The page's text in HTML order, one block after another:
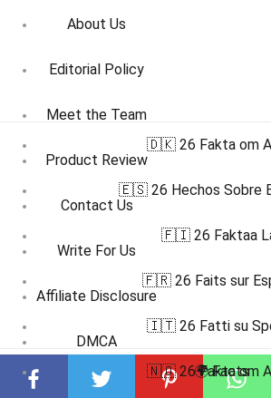
About Us
Editorial Policy
Meet the Team
Product Review
Contact Us
Write For Us
Affiliate Disclosure
DMCA
Terms
🇩🇰 26 Fakta om
🇪🇸 26 Hechos Sobre
🇫🇮 26 Faktaa
🇫🇷 26 Faits sur
🇮🇹 26 Fatti su
🇳🇴 26 Fakta om
🌍 Facts